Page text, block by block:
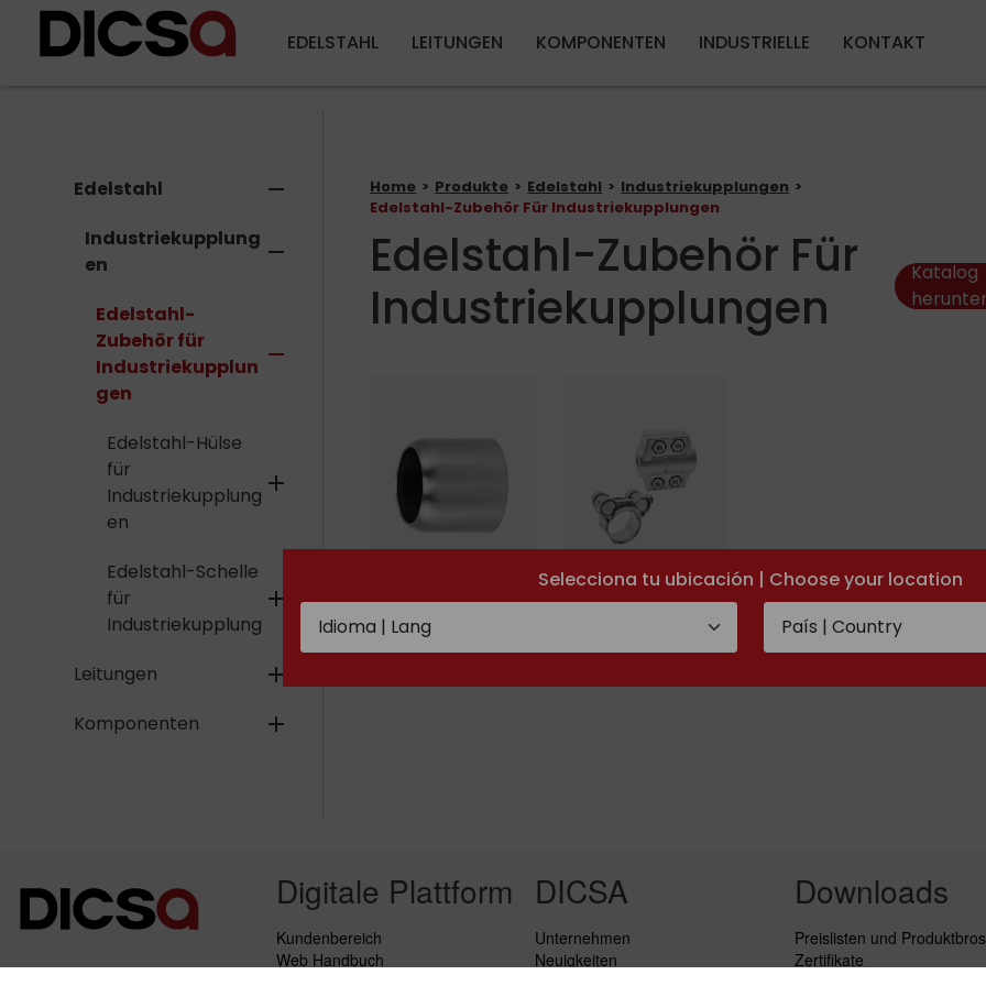
Selecciona tu ubicación | Choose your location
EDELSTAHL LEITUNGEN KOMPONENTEN INDUSTRIELLE KONTAKT
Edelstahl remove
Industriekupplung
en
remove
Edelstahl-
Zubehör für
Industriekupplun
gen
remove
Edelstahl-Hülse
für
Industriekupplung
en
add
Edelstahl-Schelle
für
Industriekupplung
add
Leitungen add
Komponenten add
Home Produkte Edelstahl
Industriekupplungen
Edelstahl-Zubehör Für Industriekupplungen
Edelstahl-Zubehör Für
Industriekupplungen
Katalog
Edelstahl-Hülse
für
Industriekupplungen Industriekupplung
Digitale Plattform
Kundenbereich
Web Handbuch
DICSA
Unternehmen
Neuigkeiten
Downloads
Preislisten und
Zertifikate